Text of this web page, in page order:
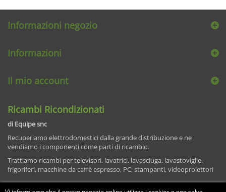
Informazioni negozio
Informazioni
Il mio account
Ricambi Ricondizionati
di Equipe snc
Recuperiamo elettrodomestici dalla grande distribuzione e ne
vendiamo i componenti come parti di ricambio.
Trattiamo ricambi per televisori, lavatrici, lavasciuga, lavastoviglie,
frigoriferi, macchine da caffè espresso, PC, stampanti, videoproiettori